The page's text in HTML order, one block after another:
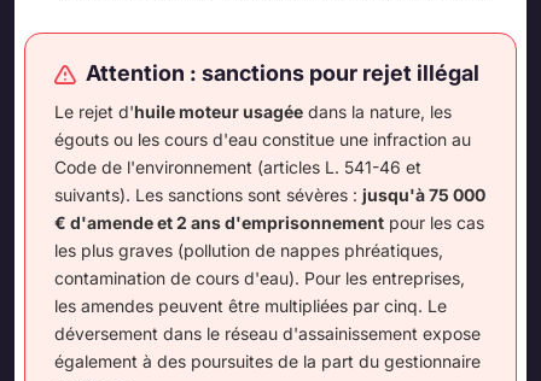
Attention : sanctions pour rejet illégal
Le rejet d'huile moteur usagée dans la nature, les
égouts ou les cours d'eau constitue une infraction au
Code de l'environnement (articles L. 541-46 et
suivants). Les sanctions sont sévères : jusqu'à 75 000
€ d'amende et 2 ans d'emprisonnement pour les cas
les plus graves (pollution de nappes phréatiques,
contamination de cours d'eau). Pour les entreprises,
les amendes peuvent être multipliées par cinq. Le
déversement dans le réseau d'assainissement expose
également à des poursuites de la part du gestionnaire